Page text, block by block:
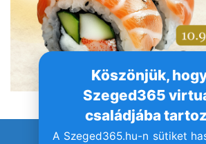
Köszönjük,
Szeged365
családjába
A Szeged365.hu-n sütiket